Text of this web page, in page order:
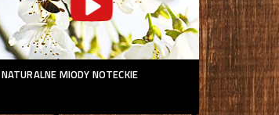
NATURALNE MIODY NOTECKIE